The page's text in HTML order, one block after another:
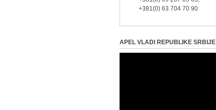
+381(0) 63 704 70 90
APEL VLADI REPUBLIKE SRBIJE